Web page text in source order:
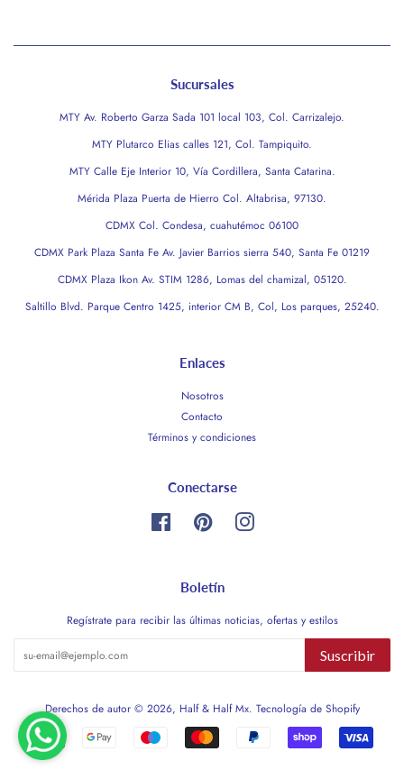
Sucursales
MTY Av. Roberto Garza Sada 101 local 103, Col. Carrizalejo.
MTY Plutarco Elias calles 121, Col. Tampiquito.
MTY Calle Eje Interior 10, Vía Cordillera, Santa Catarina.
Mérida Plaza Puerta de Hierro Col. Altabrisa, 97130.
CDMX Col. Condesa, cuahutémoc 06100
CDMX Park Plaza Santa Fe Av. Javier Barrios sierra 540, Santa Fe 01219
CDMX Plaza Ikon Av. STIM 1286, Lomas del chamizal, 05120.
Saltillo Blvd. Parque Centro 1425, interior CM B, Col, Los parques, 25240.
Enlaces
Nosotros
Contacto
Términos y condiciones
Conectarse
FacebookPinterestInstagram
Boletín
Regístrate para recibir las últimas noticias, ofertas y estilos
Suscribir
Derechos de autor © 2026, Half & Half Mx. Tecnología de Shopify
Métodos